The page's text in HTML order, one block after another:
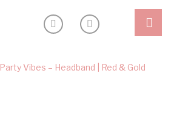
Party Vibes – Headband | Red & Gold